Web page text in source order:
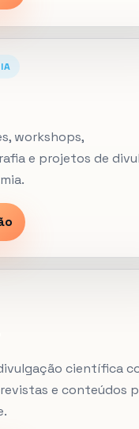
workshops,
e projetos de
científica
e conteúdos